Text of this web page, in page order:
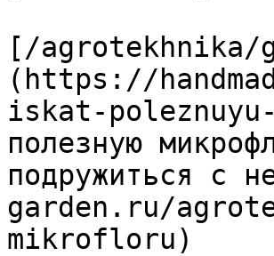
[/agrotekhnika/
(https://
iskat-
полезную
подружиться с
garden.ru/
mikrofloru)